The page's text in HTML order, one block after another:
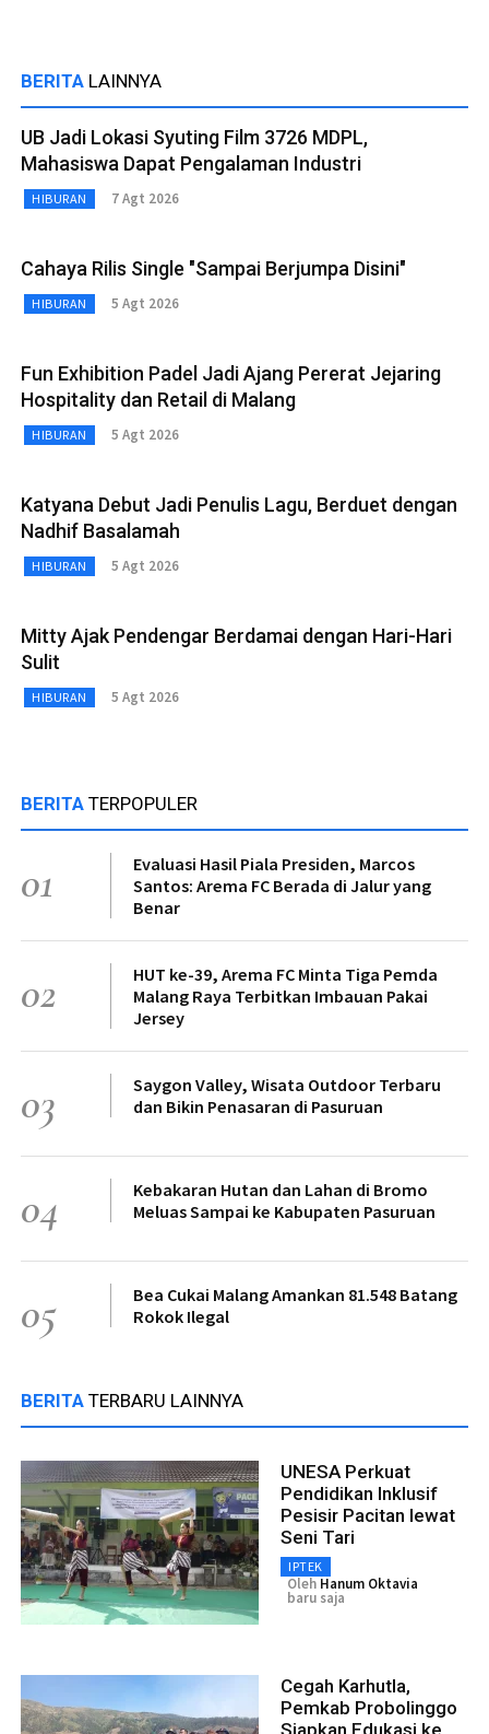
BERITA LAINNYA
UB Jadi Lokasi Syuting Film 3726 MDPL,
Mahasiswa Dapat Pengalaman Industri
HIBURAN 7 Agt 2026
Cahaya Rilis Single "Sampai Berjumpa Disini"
HIBURAN 5 Agt 2026
Fun Exhibition Padel Jadi Ajang Pererat Jejaring
Hospitality dan Retail di Malang
HIBURAN 5 Agt 2026
Katyana Debut Jadi Penulis Lagu, Berduet dengan
Nadhif Basalamah
HIBURAN 5 Agt 2026
Mitty Ajak Pendengar Berdamai dengan Hari-Hari
Sulit
HIBURAN 5 Agt 2026
BERITA TERPOPULER
01
Evaluasi Hasil Piala Presiden, Marcos
Santos: Arema FC Berada di Jalur yang
Benar
02
HUT ke-39, Arema FC Minta Tiga Pemda
Malang Raya Terbitkan Imbauan Pakai
Jersey
03
Saygon Valley, Wisata Outdoor Terbaru
dan Bikin Penasaran di Pasuruan
04
Kebakaran Hutan dan Lahan di Bromo
Meluas Sampai ke Kabupaten Pasuruan
05
Bea Cukai Malang Amankan 81.548 Batang
Rokok Ilegal
BERITA TERBARU LAINNYA
UNESA Perkuat
Pendidikan Inklusif
Pesisir Pacitan lewat
Seni Tari
IPTEK
Oleh Hanum Oktavia
baru saja
Cegah Karhutla,
Pemkab Probolinggo
Siapkan Edukasi ke